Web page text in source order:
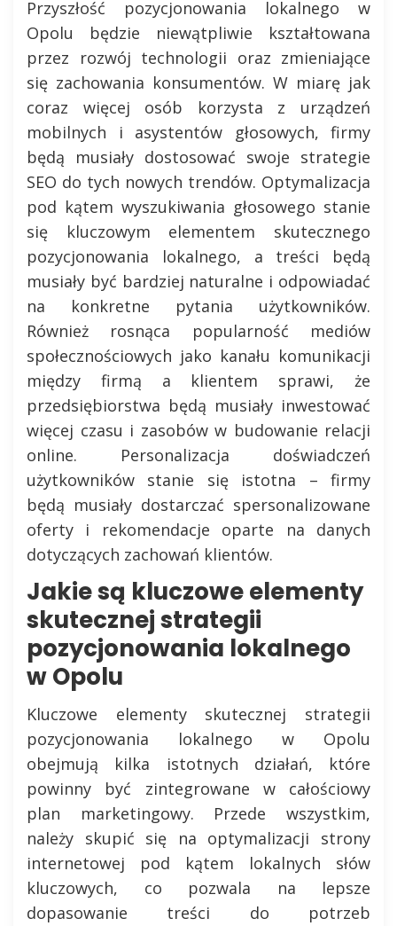
Przyszłość pozycjonowania lokalnego w
Opolu będzie niewątpliwie kształtowana
przez rozwój technologii oraz zmieniające
się zachowania konsumentów. W miarę jak
coraz więcej osób korzysta z urządzeń
mobilnych i asystentów głosowych, firmy
będą musiały dostosować swoje strategie
SEO do tych nowych trendów. Optymalizacja
pod kątem wyszukiwania głosowego stanie
się kluczowym elementem skutecznego
pozycjonowania lokalnego, a treści będą
musiały być bardziej naturalne i odpowiadać
na konkretne pytania użytkowników.
Również rosnąca popularność mediów
społecznościowych jako kanału komunikacji
między firmą a klientem sprawi, że
przedsiębiorstwa będą musiały inwestować
więcej czasu i zasobów w budowanie relacji
online. Personalizacja doświadczeń
użytkowników stanie się istotna – firmy
będą musiały dostarczać spersonalizowane
oferty i rekomendacje oparte na danych
dotyczących zachowań klientów.
Jakie są kluczowe elementy
skutecznej strategii
pozycjonowania lokalnego
w Opolu
Kluczowe elementy skutecznej strategii
pozycjonowania lokalnego w Opolu
obejmują kilka istotnych działań, które
powinny być zintegrowane w całościowy
plan marketingowy. Przede wszystkim,
należy skupić się na optymalizacji strony
internetowej pod kątem lokalnych słów
kluczowych, co pozwala na lepsze
dopasowanie treści do potrzeb